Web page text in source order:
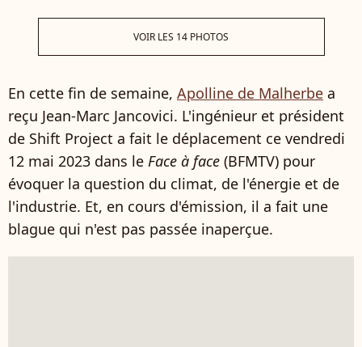
VOIR LES 14 PHOTOS
En cette fin de semaine, Apolline de Malherbe a
reçu Jean-Marc Jancovici. L'ingénieur et président
de Shift Project a fait le déplacement ce vendredi
12 mai 2023 dans le Face à face (BFMTV) pour
évoquer la question du climat, de l'énergie et de
l'industrie. Et, en cours d'émission, il a fait une
blague qui n'est pas passée inaperçue.